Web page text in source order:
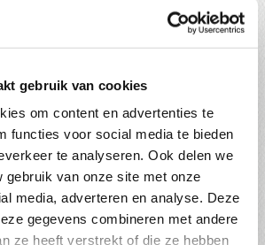
gebruik van cookies
om content en advertenties te
functies voor social media te bieden
te analyseren. Ook delen we
gebruik van onze site met onze
media, adverteren en analyse. Deze
gegevens combineren met andere
ze heeft verstrekt of die ze hebben
of Carinthia
comfort van heerlijke hotels...
p.p